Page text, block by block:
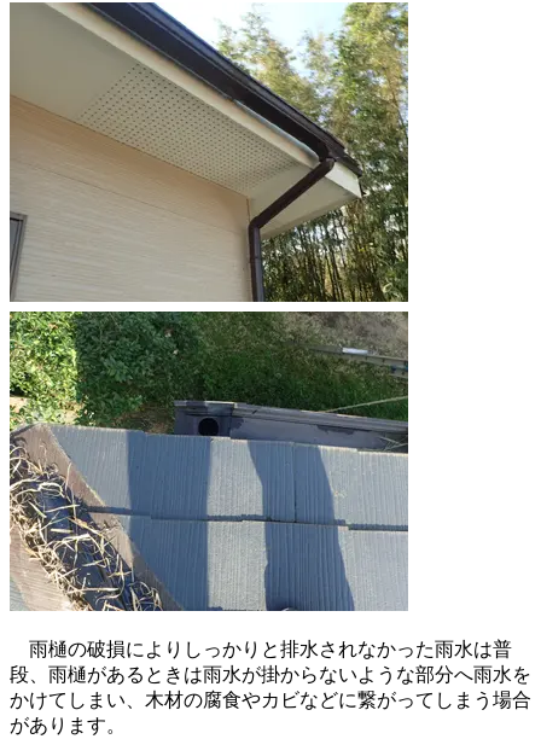
雨樋の破損によりしっかりと排水されなかった雨水は普
段、雨樋があるときは雨水が掛からないような部分へ雨水を
かけてしまい、木材の腐食やカビなどに繋がってしまう場合
があります。